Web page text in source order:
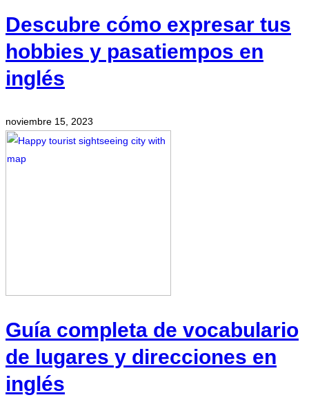
Descubre cómo expresar tus
hobbies y pasatiempos en
inglés
noviembre 15, 2023
Guía completa de vocabulario
de lugares y direcciones en
inglés